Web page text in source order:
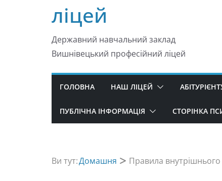
ліцей
Державний навчальний заклад
Вишнівецький професійний ліцей
ГОЛОВНА НАШ ЛІЦЕЙ
ПУБЛІЧНА ІНФОРМАЦІЯ СТОРІНКА
Ви тут:Домашня Правила внутрішнього